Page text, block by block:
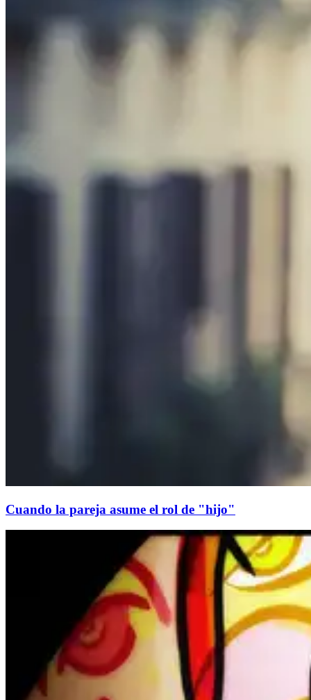
Cuando la pareja asume el rol de "hijo"